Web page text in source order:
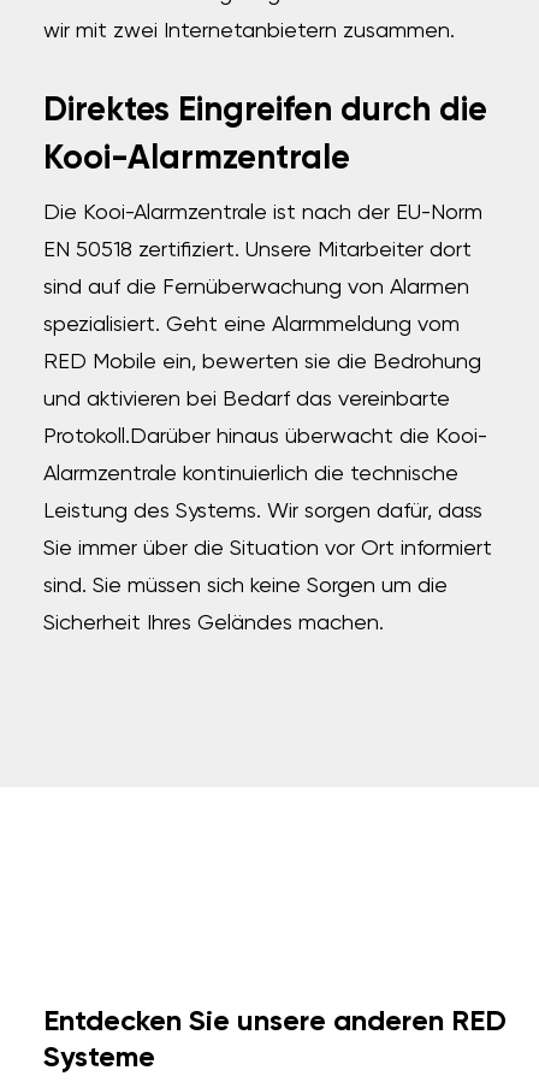
wir mit zwei Internetanbietern zusammen.
Direktes Eingreifen durch die
Kooi-Alarmzentrale
Die Kooi-Alarmzentrale ist nach der EU-Norm
EN 50518 zertifiziert. Unsere Mitarbeiter dort
sind auf die Fernüberwachung von Alarmen
spezialisiert. Geht eine Alarmmeldung vom
RED Mobile ein, bewerten sie die Bedrohung
und aktivieren bei Bedarf das vereinbarte
Protokoll.Darüber hinaus überwacht die Kooi-
Alarmzentrale kontinuierlich die technische
Leistung des Systems. Wir sorgen dafür, dass
Sie immer über die Situation vor Ort informiert
sind. Sie müssen sich keine Sorgen um die
Sicherheit Ihres Geländes machen.
Entdecken Sie unsere anderen RED
Systeme